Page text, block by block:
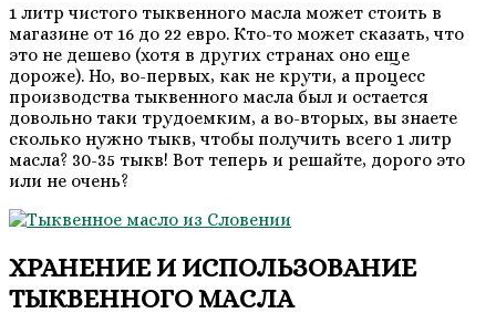
1 литр чистого тыквенного масла может стоить в
магазине от 16 до 22 евро. Кто-то может сказать, что
это не дешево (хотя в других странах оно еще
дороже). Но, во-первых, как не крути, а процесс
производства тыквенного масла был и остается
довольно таки трудоемким, а во-вторых, вы знаете
сколько нужно тыкв, чтобы получить всего 1 литр
масла? 30-35 тыкв! Вот теперь и решайте, дорого это
или не очень?
ХРАНЕНИЕ И ИСПОЛЬЗОВАНИЕ
ТЫКВЕННОГО МАСЛА